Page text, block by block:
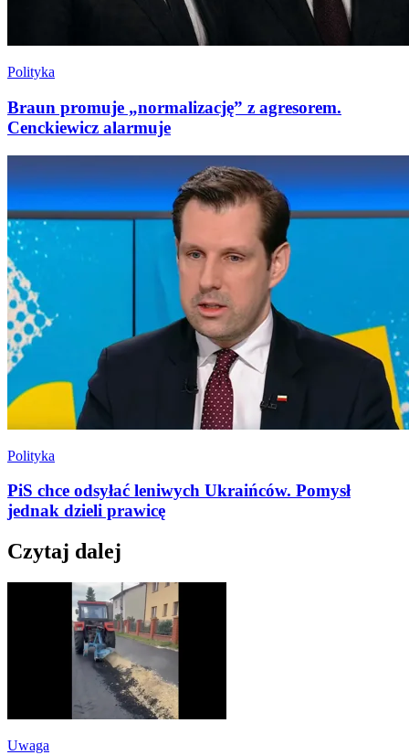
Polityka
Braun promuje „normalizację” z agresorem.
Cenckiewicz alarmuje
Polityka
PiS chce odsyłać leniwych Ukraińców. Pomysł
jednak dzieli prawicę
Czytaj dalej
Uwaga